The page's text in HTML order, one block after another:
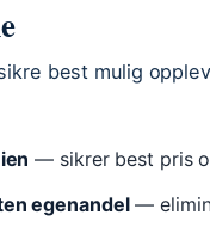
best mulig
— sikrer best pris
egenandel—